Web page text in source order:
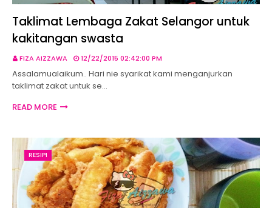
Taklimat Lembaga Zakat Selangor untuk
kakitangan swasta
FIZA AIZZAWA 12/22/2015 02:42:00 PM
Assalamualaikum.. Hari nie syarikat kami menganjurkan
taklimat zakat untuk se…
READ MORE
RESIPI